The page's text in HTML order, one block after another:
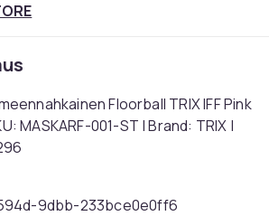
Floorball TRIX IFF Pink
MASKARF-001-ST | Brand: TRIX |
9dbb-233bce0e0ff6